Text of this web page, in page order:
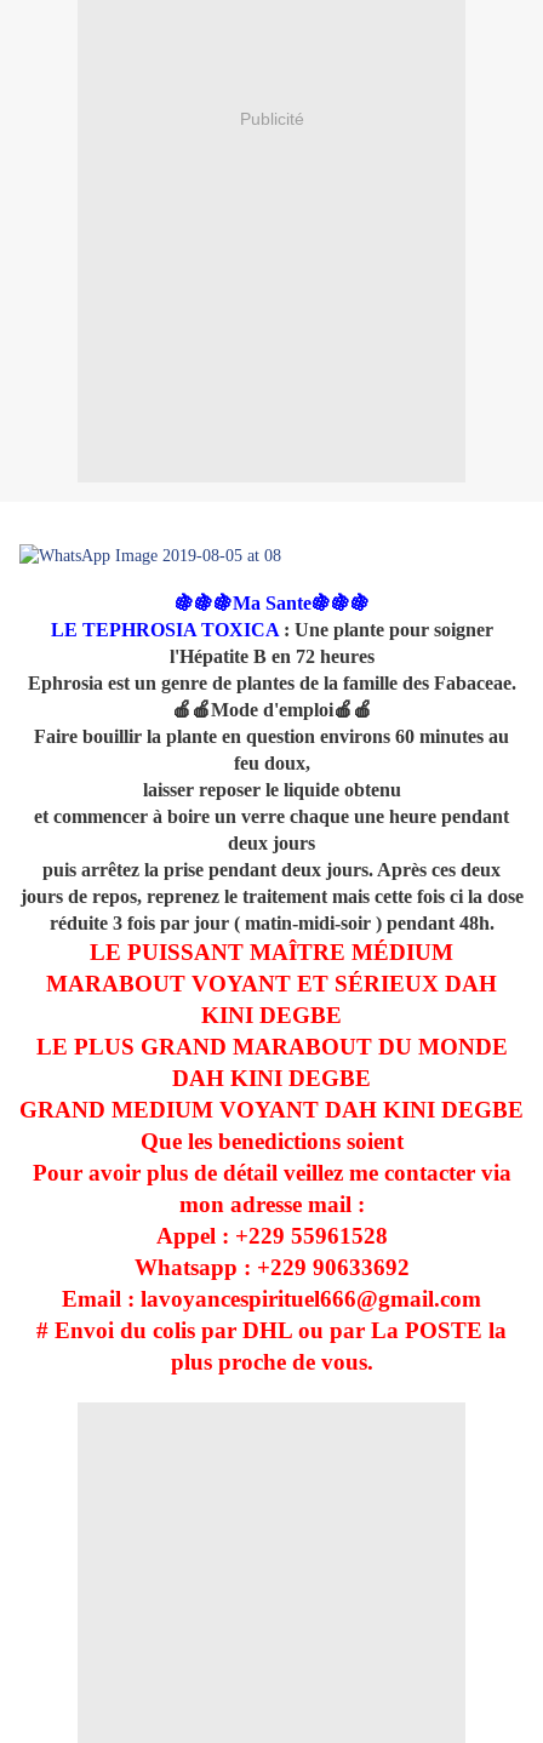
Publicité
🍇🍇🍇Ma Sante🍇🍇🍇
LE TEPHROSIA TOXICA: Une plante pour soigner
l'Hépatite B en 72 heures
Ephrosia est un genre de plantes de la famille des Fabaceae.
🍎🍎Mode d'emploi🍎🍎
Faire bouillir la plante en question environs 60 minutes au
feu doux,
laisser reposer le liquide obtenu
et commencer à boire un verre chaque une heure pendant
deux jours
puis arrêtez la prise pendant deux jours. Après ces deux
jours de repos, reprenez le traitement mais cette fois ci la dose
réduite 3 fois par jour ( matin-midi-soir ) pendant 48h.
LE PUISSANT MAÎTRE MÉDIUM
MARABOUT VOYANT ET SÉRIEUX DAH
KINI DEGBE
LE PLUS GRAND MARABOUT DU MONDE
DAH KINI DEGBE
GRAND MEDIUM VOYANT DAH KINI DEGBE
Que les benedictions soient
Pour avoir plus de détail veillez me contacter via
mon adresse mail :
Appel : +229 55961528
Whatsapp : +229 90633692
Email : lavoyancespirituel666@gmail.com
# Envoi du colis par DHL ou par La POSTE la
plus proche de vous.